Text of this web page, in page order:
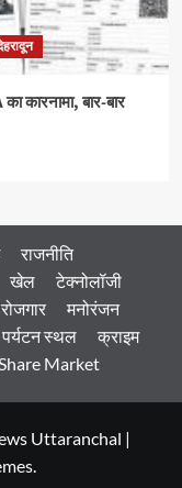
कारनामा, बार-बार
राजनीति
खेल
टेक्नोलॉजी
रोजगार
मनोरंजन
पर्यटन स्थल
क्राइम
Share Market
Uttaranchal |